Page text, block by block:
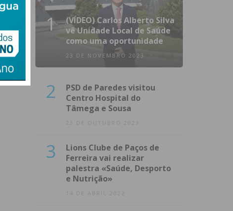
1
(VÍDEO) Carlos Alberto Silva
vê Unidade Local de Saúde
como uma oportunidade
23 DE NOVEMBRO 2023
2
PSD de Paredes visitou
Centro Hospital do
Tâmega e Sousa
23 DE OUTUBRO 2023
3
Lions Clube de Paços de
Ferreira vai realizar
palestra «Saúde, Desporto
e Nutrição»
14 DE ABRIL 2022